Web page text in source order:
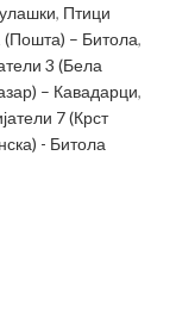
, Птици
(Пошта) – Битола,
3 (Бела
– Кавадарци,
7 (Крст
- Битола